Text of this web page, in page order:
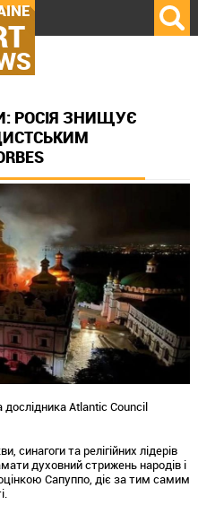
РОСІЯ ЗНИЩУЄ
Atlantic Council
синагоги та релігійних лідерів
духовний стрижень народів і
Сапуппо, діє за тим самим